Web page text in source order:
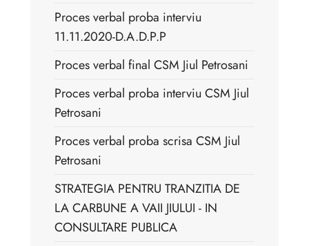
Proces verbal proba interviu
11.11.2020-D.A.D.P.P
Proces verbal final CSM Jiul Petrosani
Proces verbal proba interviu CSM Jiul
Petrosani
Proces verbal proba scrisa CSM Jiul
Petrosani
STRATEGIA PENTRU TRANZITIA DE
LA CARBUNE A VAII JIULUI - IN
CONSULTARE PUBLICA